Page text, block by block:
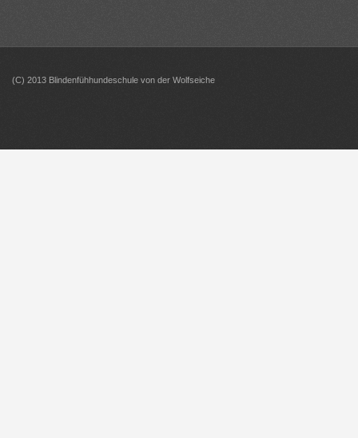
(C) 2013 Blindenfühhundeschule von der Wolfseiche